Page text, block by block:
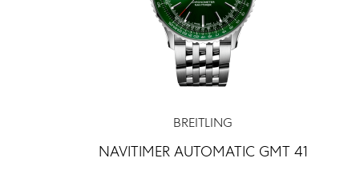
BREITLING
NAVITIMER AUTOMATIC GMT 41